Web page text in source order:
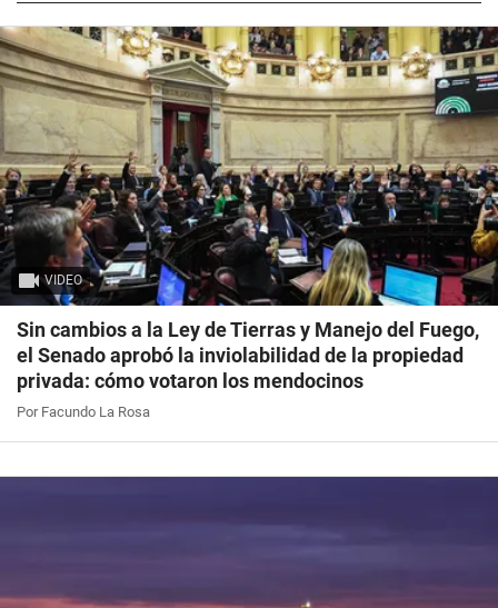
VIDEO
Sin cambios a la Ley de Tierras y Manejo del Fuego,
el Senado aprobó la inviolabilidad de la propiedad
privada: cómo votaron los mendocinos
Por Facundo La Rosa